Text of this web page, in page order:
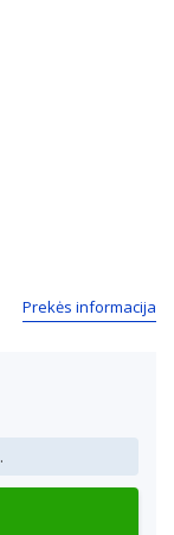
Prekės informacija
.